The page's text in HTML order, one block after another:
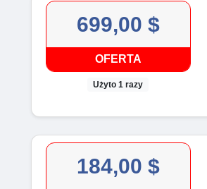
699,00 $
OFERTA
Użyto 1 razy
184,00 $